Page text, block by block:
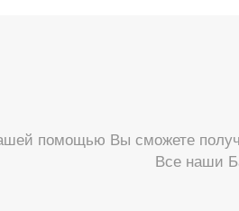
помощью Вы сможете
Все наши